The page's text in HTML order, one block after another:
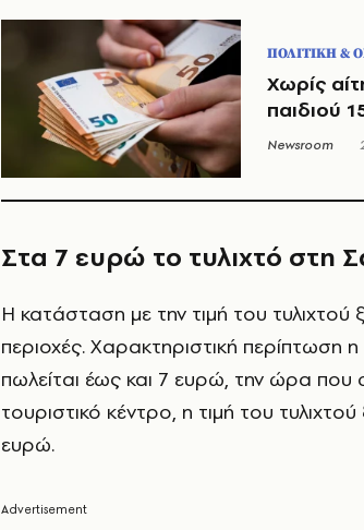
ΠΟΛΙΤΙΚΗ &
Χωρίς
παιδιού
Newsroom
Στα 7 ευρώ το τυλιχτό στη
Η κατάσταση με την τιμή του τυλιχτού
περιοχές. Χαρακτηριστική περίπτωση
πωλείται έως και 7 ευρώ, την ώρα που
τουριστικό κέντρο, η τιμή του
ευρώ.